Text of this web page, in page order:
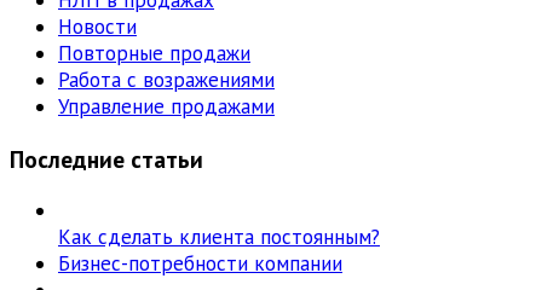
Новости
Повторные продажи
Работа с возражениями
Управление продажами
Последние статьи
Как сделать клиента постоянным?
Бизнес-потребности компании